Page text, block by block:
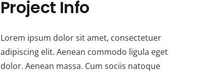
Project Info
Lorem ipsum dolor sit amet, consectetuer
adipiscing elit. Aenean commodo ligula eget
dolor. Aenean massa. Cum sociis natoque